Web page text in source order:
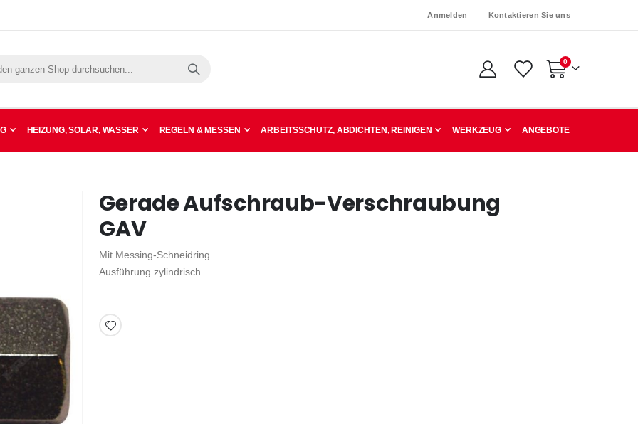
Anmelden Kontaktieren Sie uns
Warenkorb
0Artikel
HEIZUNG, SOLAR, WASSER REGELN & MESSEN ARBEITSSCHUTZ, ABDICHTEN, REINIGEN WERKZEUG ANGEBOTE
Gerade Aufschraub-Verschraubung
GAV
Mit Messing-Schneidring.
Ausführung zylindrisch.